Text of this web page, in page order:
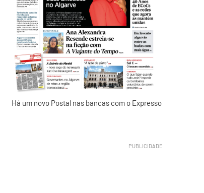
Há um novo Postal nas bancas com o Expresso